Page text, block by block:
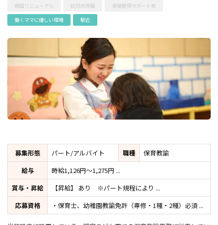
施設リニューアル
託児所完備
資格取得サポート有
働くママに優しい環境
駅近
募集形態 パート/アルバイト 職種
保育教諭
給与
時給1,126円～1,275円 ...
賞与・昇給
【昇給】 あり ※パート規程により ...
応募資格
・保育士、幼稚園教諭免許（専修・1種・2種）必須 ...